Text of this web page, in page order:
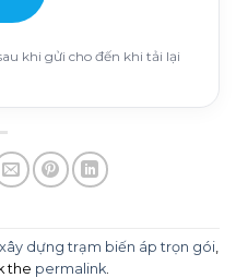
khi gửi cho đến khi tải lại
dựng trạm biến áp trọn gói,
the permalink.